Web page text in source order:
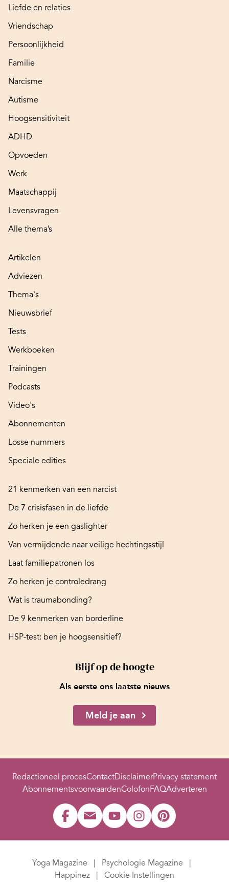
Liefde en relaties
Vriendschap
Persoonlijkheid
Familie
Narcisme
Autisme
Hoogsensitiviteit
ADHD
Opvoeden
Werk
Maatschappij
Levensvragen
Alle thema’s
Artikelen
Adviezen
Thema's
Nieuwsbrief
Tests
Werkboeken
Trainingen
Podcasts
Video's
Abonnementen
Losse nummers
Speciale edities
21 kenmerken van een narcist
De 7 crisisfasen in de liefde
Zo herken je een gaslighter
Van vermijdende naar veilige hechtingsstijl
Laat familiepatronen los
Zo herken je controledrang
Wat is traumabonding?
De 9 kenmerken van borderline
HSP-test: ben je hoogsensitief?
Blijf op de hoogte
Als eerste ons laatste nieuws
Meld je aan
Redactioneel procesContactDisclaimerPrivacy statement
AbonnementsvoorwaardenColofonFAQAdverteren
Yoga Magazine
Psychologie Magazine
Happinez
Cookie Instellingen